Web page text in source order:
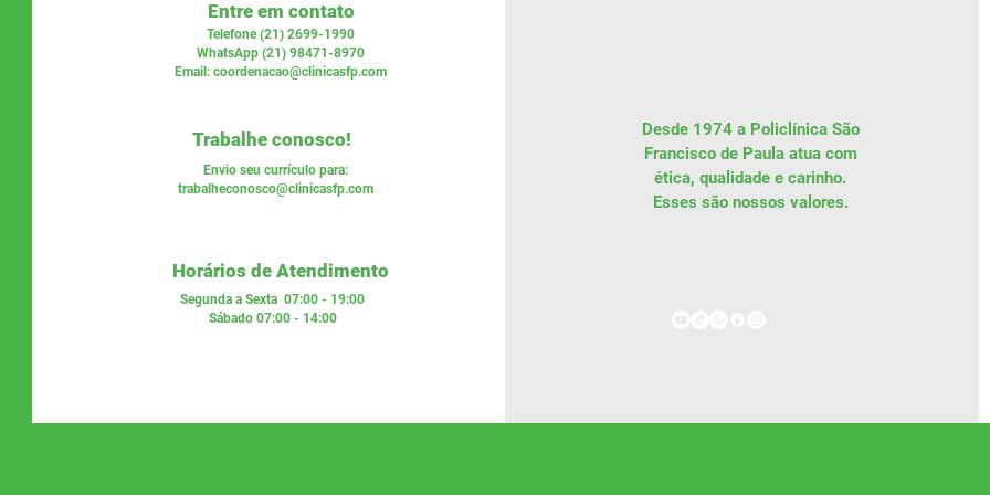
Entre em contato
Telefone (21) 2699-1990
WhatsApp (21) 98471-8970
Email:coordenacao@clinicasfp.com
Trabalhe conosco!
Envio seu currículo para:
trabalheconosco@clinicasfp.com
Horários de Atendimento
Segunda a Sexta 07:00 - 19:00
Sábado 07:00 - 14:00
Desde 1974 a Policlínica São
Francisco de Paula atua com
ética, qualidade e carinho.
Esses sãonossos valores.